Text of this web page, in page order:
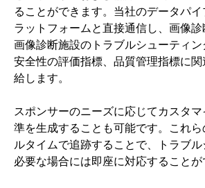
ることができます。当社のデータパ
ラットフォームと直接通信し、画像診
画像診断施設のトラブルシューティ
安全性の評価指標、品質管理指標に
給します。
スポンサーのニーズに応じてカスタ
準を生成することも可能です。これ
ルタイムで追跡することで、トラブ
必要な場合には即座に対応することが